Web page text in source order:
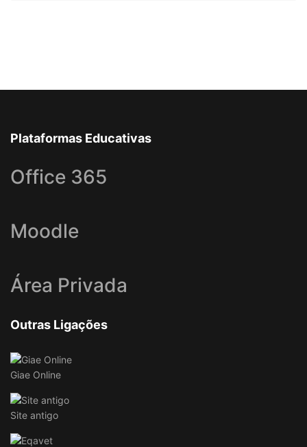
Plataformas Educativas
Office 365
Moodle
Área Privada
Outras Ligações
Giae Online
Site antigo